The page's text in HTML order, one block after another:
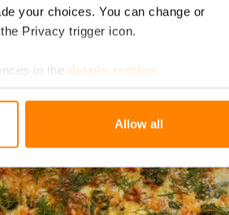
your choices. You can change or
Privacy trigger icon.
in the details section
partners who may combine it with
use of their services.
Allow all